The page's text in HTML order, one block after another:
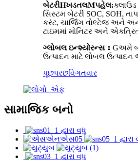
બેટરીHખડતલMપહેલ:
સિસ્ટમ બેટરી SOC, SOH,
કરંટ, ચાર્જિંગ વોલ્ટેજ અને
ટાઇમમાં મોનિટર અને
ગ્લોબલ ઇન્શ્યોરન્સ ： Gઅમે
ઉત્પાદન માટે લોબલ ઉત્પાદન
પૂછપરછવિગતવાર
સામાજિક બનો